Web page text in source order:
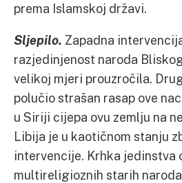
prema Islamskoj državi.
Sljepilo. Zapadna
razjedinjenost naroda
velikoj mjeri prouzročila.
polučio strašan rasap ove
u Siriji cijepa ovu zemlju na
Libija je u kaotičnom stanju
intervencije. Krhka jedinstva
multireligioznih starih